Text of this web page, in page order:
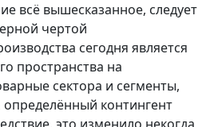
всё вышесказанное, следует
чертой
сегодня является
пространства на
сектора и сегменты,
контингент